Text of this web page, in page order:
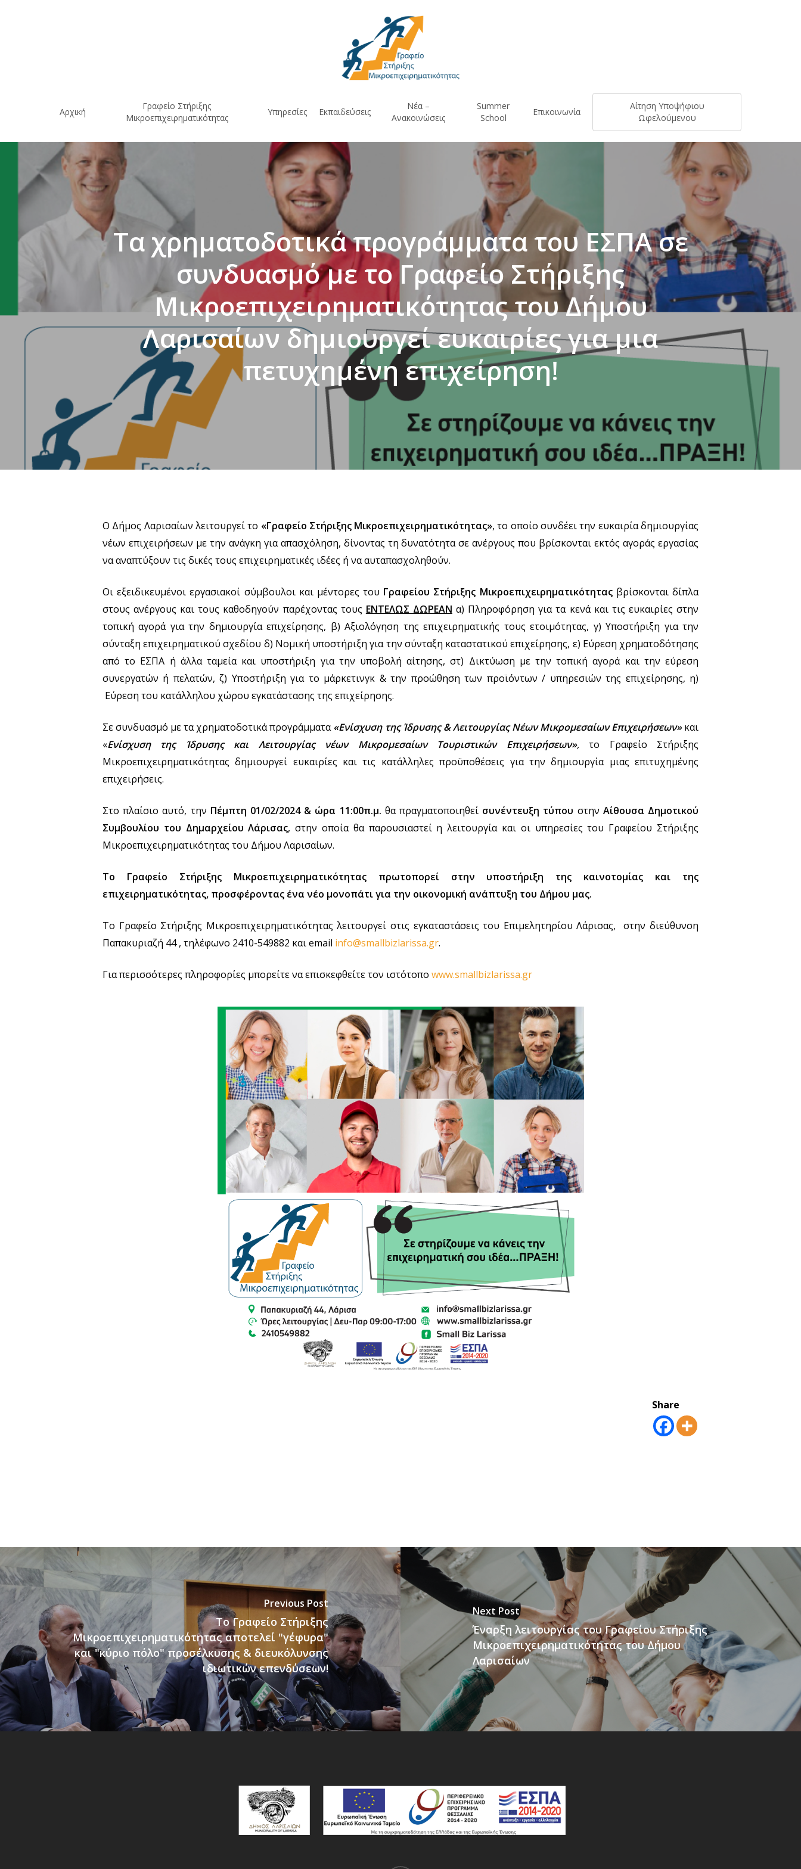
Αρχική
Γραφείο Στήριξης
Μικροεπιχειρηματικότητας
Υπηρεσίες Εκπαιδεύσεις
Νέα –
Ανακοινώσεις
Summer
School
Επικοινωνία
Αίτηση Υποψήφιου
Ωφελούμενου
Τα χρηματοδοτικά προγράμματα του ΕΣΠΑ σε
συνδυασμό με το Γραφείο Στήριξης
Μικροεπιχειρηματικότητας του Δήμου
Λαρισαίων δημιουργεί ευκαιρίες για μια
πετυχημένη επιχείρηση!
Ο Δήμος Λαρισαίων λειτουργεί το «Γραφείο Στήριξης Μικροεπιχειρηματικότητας», το οποίο συνδέει την ευκαιρία δημιουργίας
νέων επιχειρήσεων με την ανάγκη για απασχόληση, δίνοντας τη δυνατότητα σε ανέργους που βρίσκονται εκτός αγοράς εργασίας
να αναπτύξουν τις δικές τους επιχειρηματικές ιδέες ή να αυταπασχοληθούν.
Οι εξειδικευμένοι εργασιακοί σύμβουλοι και μέντορες του Γραφείου Στήριξης Μικροεπιχειρηματικότηταςβρίσκονται δίπλα
στους ανέργους και τους καθοδηγούν παρέχοντας τους ΕΝΤΕΛΩΣ ΔΩΡΕΑΝ α) Πληροφόρηση για τα κενά και τις ευκαιρίες στην
τοπική αγορά για την δημιουργία επιχείρησης, β) Αξιολόγηση της επιχειρηματικής τους ετοιμότητας, γ) Υποστήριξη για την
σύνταξη επιχειρηματικού σχεδίου δ) Νομική υποστήριξη για την σύνταξη καταστατικού επιχείρησης, ε) Εύρεση χρηματοδότησης
από το ΕΣΠΑ ή άλλα ταμεία και υποστήριξη για την υποβολή αίτησης, στ) Δικτύωση με την τοπική αγορά και την εύρεση
συνεργατών ή πελατών, ζ) Υποστήριξη για το μάρκετινγκ & την προώθηση των προϊόντων / υπηρεσιών της επιχείρησης, η)
Εύρεση του κατάλληλου χώρου εγκατάστασης της επιχείρησης.
Σε συνδυασμό με τα χρηματοδοτικά προγράμματα«Ενίσχυση της Ίδρυσης & Λειτουργίας Νέων Μικρομεσαίων Επιχειρήσεων»και
«Ενίσχυση της Ίδρυσης και Λειτουργίας νέων Μικρομεσαίων Τουριστικών Επιχειρήσεων»,το Γραφείο Στήριξης
Μικροεπιχειρηματικότητας δημιουργεί ευκαιρίες και τις κατάλληλες προϋποθέσεις για την δημιουργία μιας επιτυχημένης
επιχειρήσεις.
Στο πλαίσιο αυτό, την Πέμπτη 01/02/2024 & ώρα 11:00π.μ. θα πραγματοποιηθεί συνέντευξη τύπου στην Αίθουσα Δημοτικού
Συμβουλίου του Δημαρχείου Λάρισας, στην οποία θα παρουσιαστεί η λειτουργία και οι υπηρεσίες του Γραφείου Στήριξης
Μικροεπιχειρηματικότητας του Δήμου Λαρισαίων.
Το Γραφείο Στήριξης Μικροεπιχειρηματικότητας πρωτοπορεί στην υποστήριξη της καινοτομίας και της
επιχειρηματικότητας, προσφέροντας ένα νέο μονοπάτι για την οικονομική ανάπτυξη του Δήμου μας.
Το Γραφείο Στήριξης Μικροεπιχειρηματικότητας λειτουργεί στις εγκαταστάσεις του Επιμελητηρίου Λάρισας, στην διεύθυνση
Παπακυριαζή 44 , τηλέφωνο 2410-549882 και email info@smallbizlarissa.gr.
Για περισσότερες πληροφορίες μπορείτε να επισκεφθείτε τον ιστότοπο www.smallbizlarissa.gr
Share
Previous Post
Το Γραφείο Στήριξης
Μικροεπιχειρηματικότητας αποτελεί "γέφυρα"
και "κύριο πόλο" προσέλκυσης & διευκόλυνσης
ιδιωτικών επενδύσεων!
Next Post
Έναρξη λειτουργίας του Γραφείου Στήριξης
Μικροεπιχειρηματικότητας του Δήμου
Λαρισαίων